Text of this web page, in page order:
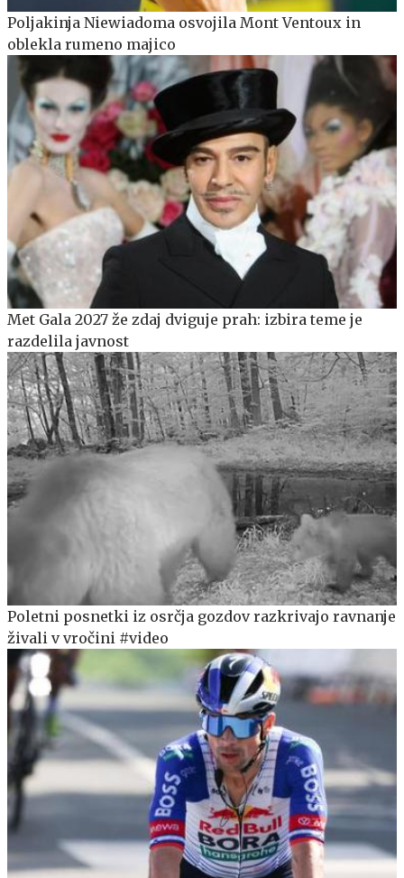
Poljakinja Niewiadoma osvojila Mont Ventoux in
oblekla rumeno majico
Met Gala 2027 že zdaj dviguje prah: izbira teme je
razdelila javnost
Poletni posnetki iz osrčja gozdov razkrivajo ravnanje
živali v vročini #video